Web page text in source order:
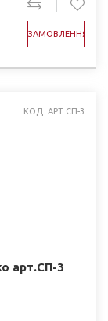
ЗАМОВЛЕННЯ
КОД: АРТ.СП-3
арт.СП-3